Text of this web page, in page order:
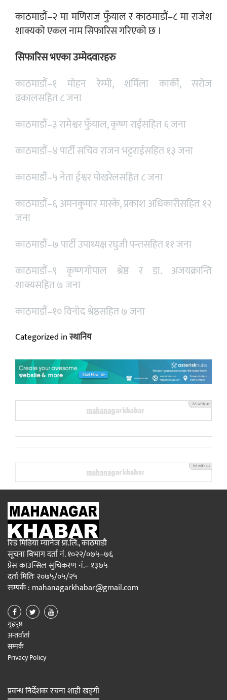
काठमाडौं–२ मा मणिराज फुँयाल र काठमाडौं–८ मा राजेश
शाक्यको एकल नाम सिफारिस गरिएको छ ।
सिफारिस भएका उम्मेदवारहरु
काठमाडौं–१ मोहन रेग्मी, शर्मिला कार्की, सरोज
ढकालसहित ८ जना
काठमाडौं–३ रामेश्वर फुँयाल, कृष्ण राईसहित ६ जना
काठमाडौं–४ पार्टी सचिव राजन भट्टराईसहित १३ जना
काठमाडौं–५ नेता ईश्वर पोखरेलसहित ८ जना
काठमाडौं–६ अमनकुमार मास्के, प्रकाश अधिकारीसहित १२
जना
काठमाडौं–७ पार्टी उपाध्यक्ष रघुजी पन्तसहित ११ जना
काठमाडौं–९ कृष्णगोपाल श्रेष्ठ र डा. अजयक्रान्ति
शाक्यसहित ७ जना
काठमाडौं–१० विनोद श्रेष्ठसहित ७ जना
Categorized inस्थानिय
रिड मिडिया म्यानेज प्रा.लि., काठमाडौ
सूचना बिभाग दर्ता नं. १०२२/०७५–७६
प्रेस काउन्सिल सुचिकरण नं.– १३७५
दर्ता मितिः २०७५/०५/२५
सम्पर्क : mahanagarkhabar@gmail.com
गृहपृष्ठ
अन्तर्वार्ता
सम्पर्क
Privacy Policy
प्रवन्ध निर्देशकः रचना शाही खड्गी